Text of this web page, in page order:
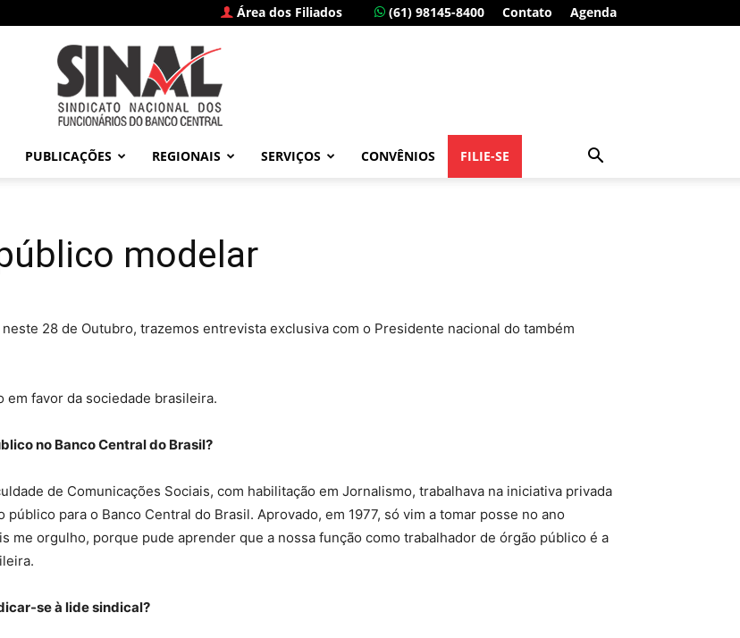
Área dos Filiados (61) 98145-8400 Contato Agenda
Nacional
PUBLICAÇÕES REGIONAIS SERVIÇOS CONVÊNIOS FILIE-SE
modelar
28 de Outubro, trazemos entrevista exclusiva com o Presidente nacional do também
em favor da sociedade brasileira.
no Banco Central do Brasil?
de Comunicações Sociais, com habilitação em Jornalismo, trabalhava na iniciativa privada
para o Banco Central do Brasil. Aprovado, em 1977, só vim a tomar posse no ano
me orgulho, porque pude aprender que a nossa função como trabalhador de órgão público é a
se à lide sindical?